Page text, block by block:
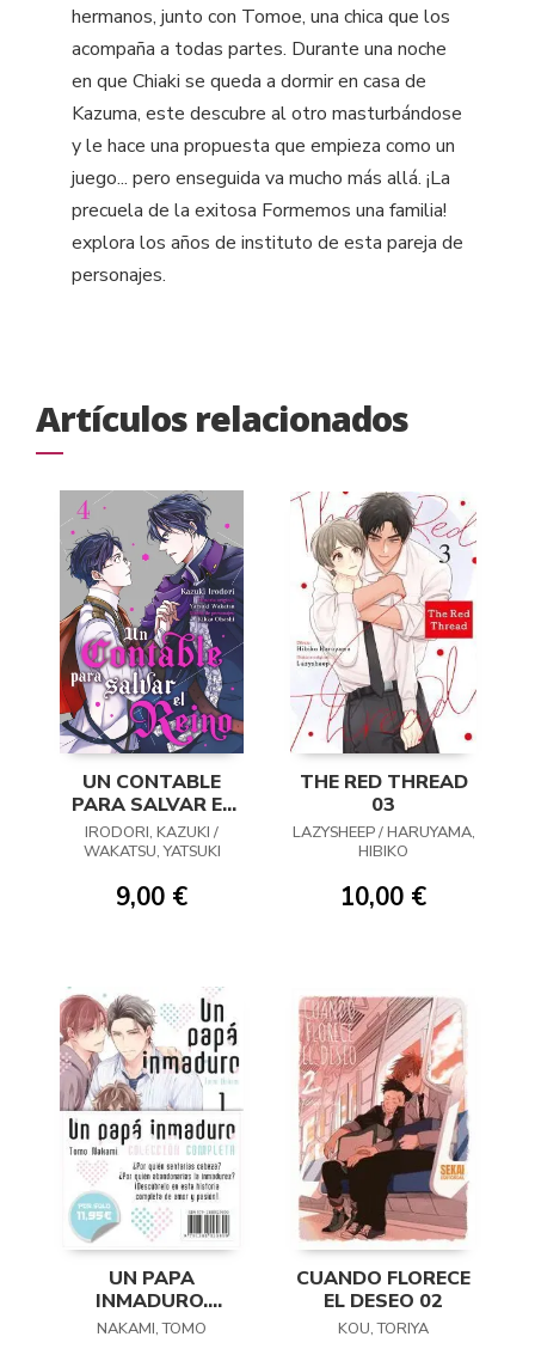
hermanos, junto con Tomoe, una chica que los
acompaña a todas partes. Durante una noche
en que Chiaki se queda a dormir en casa de
Kazuma, este descubre al otro masturbándose
y le hace una propuesta que empieza como un
juego... pero enseguida va mucho más allá. ¡La
precuela de la exitosa Formemos una familia!
explora los años de instituto de esta pareja de
personajes.
Artículos relacionados
UN CONTABLE
PARA SALVAR EL
REINO 04
IRODORI, KAZUKI /
WAKATSU, YATSUKI
9,00 €
THE RED THREAD
03
LAZYSHEEP / HARUYAMA,
HIBIKO
10,00 €
UN PAPA
INMADURO.
COLECCION
NAKAMI, TOMO
CUANDO FLORECE
EL DESEO 02
KOU, TORIYA